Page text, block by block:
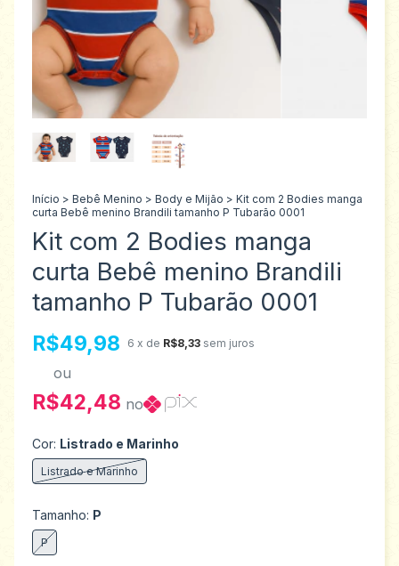
Início > Bebê Menino > Body e Mijão > Kit com 2 Bodies manga
curta Bebê menino Brandili tamanho P Tubarão 0001
Kit com 2 Bodies manga
curta Bebê menino Brandili
tamanho P Tubarão 0001
R$49,98 6 x de R$8,33 sem juros
ou
R$42,48 no
Cor: Listrado e Marinho
Listrado e Marinho
Tamanho: P
P